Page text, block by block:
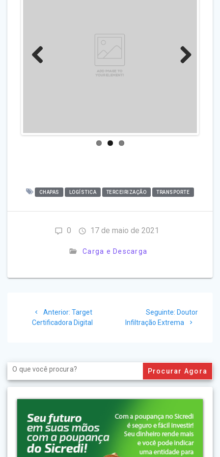
CHAPAS LOGÍSTICA TERCEIRIZAÇÃO TRANSPORTE
0 17 de maio de 2021
Carga e Descarga
Anterior: Post
anterior:
Target
Certificadora Digital
Seguinte: Post
seguinte:
Doutor
Infiltração Extrema
Search
for: